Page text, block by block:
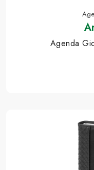
Agenda